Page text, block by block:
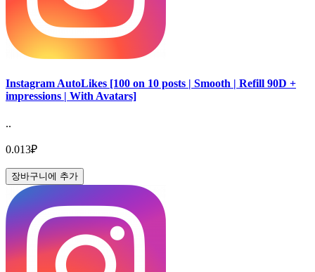
Instagram AutoLikes [100 on 10 posts | Smooth | Refill 90D +
impressions | With Avatars]
..
0.013₽
장바구니에 추가